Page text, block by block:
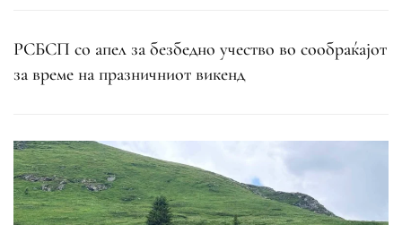
РСБСП со апел за безбедно учество во сообраќајот
за време на празничниот викенд